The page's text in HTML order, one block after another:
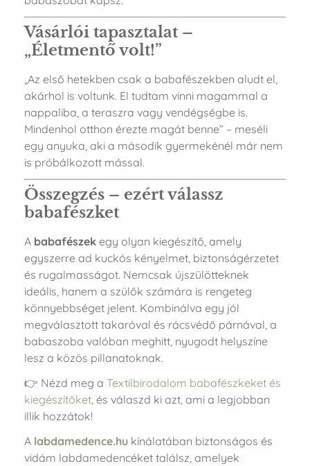
Vásárlói tapasztalat –
„Életmentő volt!”
„Az első hetekben csak a babafészekben aludt el,
akárhol is voltunk. El tudtam vinni magammal a
nappaliba, a teraszra vagy vendégségbe is.
Mindenhol otthon érezte magát benne” – meséli
egy anyuka, aki a második gyermekénél már nem
is próbálkozott mással.
Összegzés – ezért válassz
babafészket
A babafészek egy olyan kiegészítő, amely
egyszerre ad kuckós kényelmet, biztonságérzetet
és rugalmasságot. Nemcsak újszülötteknek
ideális, hanem a szülők számára is rengeteg
könnyebbséget jelent. Kombinálva egy jól
megválasztott takaróval és rácsvédő párnával, a
babaszoba valóban meghitt, nyugodt helyszíne
lesz a közös pillanatoknak.
👉 Nézd meg a Textilbirodalom babafészkeket és
kiegészítőket , és válaszd ki azt, ami a legjobban
illik hozzátok!
A labdamedence.hu kínálatában biztonságos és
vidám labdamedencéket találsz, amelyek